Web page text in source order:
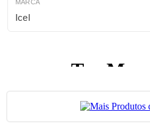
contra qualquer defeito de
MARCA
Icel